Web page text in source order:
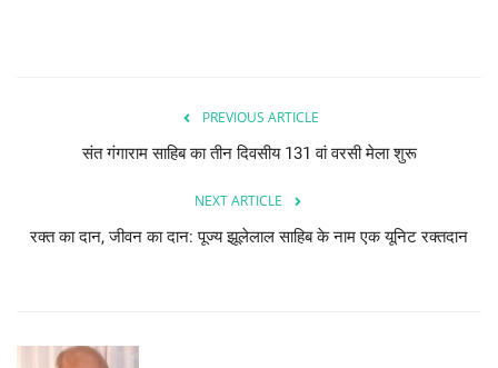
PREVIOUS ARTICLE
संत गंगाराम साहिब का तीन दिवसीय 131 वां वरसी मेला शुरू
NEXT ARTICLE
रक्त का दान, जीवन का दान: पूज्य झूलेलाल साहिब के नाम एक यूनिट रक्तदान